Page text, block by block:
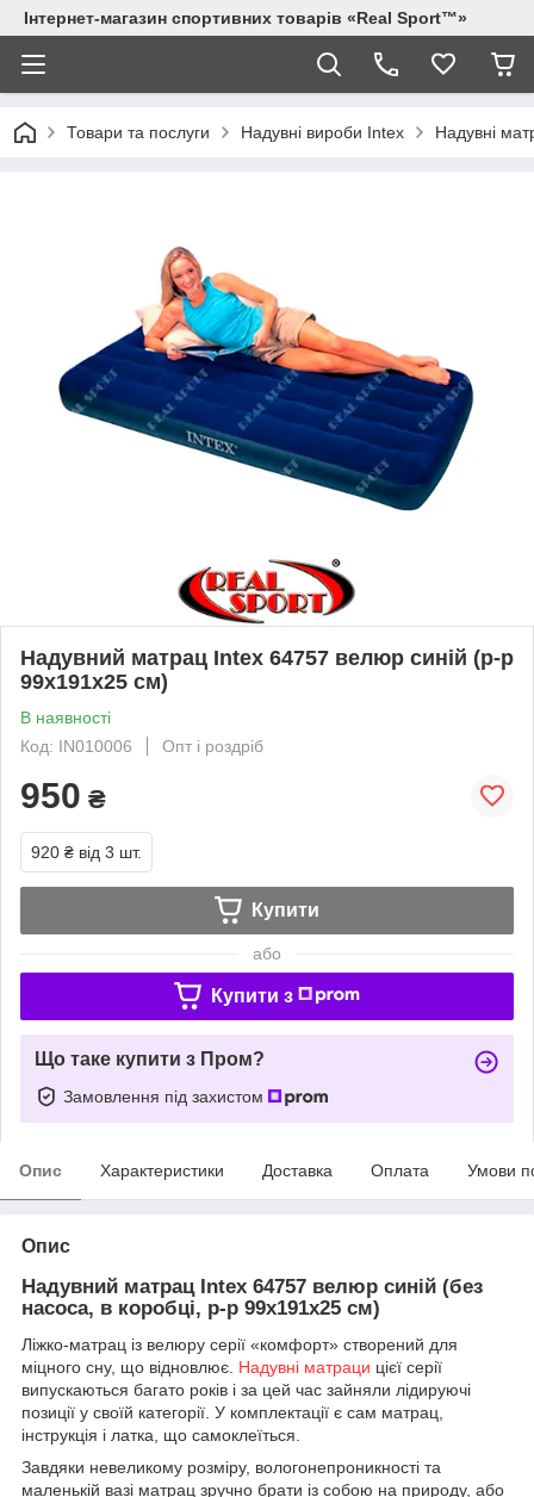
Інтернет-магазин спортивних товарів «Real Sport™»
Товари та послуги Надувні вироби Intex Надувні
Надувний матрац Intex 64757 велюр синій (р-р
99х191х25 см)
В наявності
Код: IN010006
Опт і роздріб
950 ₴
920 ₴ від 3 шт.
Купити
або
Купити з
Що таке купити з Пром?
Замовлення під захистом
Опис Характеристики Доставка Оплата Умови
Опис
Надувний матрац Intex 64757 велюр синій (без
насоса, в коробці, р-р 99х191х25 см)
Ліжко-матрац із велюру серії «комфорт» створений для
міцного сну, що відновлює. Надувні матраци цієї серії
випускаються багато років і за цей час зайняли лідируючі
позиції у своїй категорії. У комплектації є сам матрац,
інструкція і латка, що самоклеїться.
Завдяки невеликому розміру, вологонепроникності та
маленькій вазі матрац зручно брати із собою на природу, або